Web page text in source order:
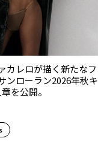
カレロが描く新たなフ
ンローラン2026年秋キ
を公開。